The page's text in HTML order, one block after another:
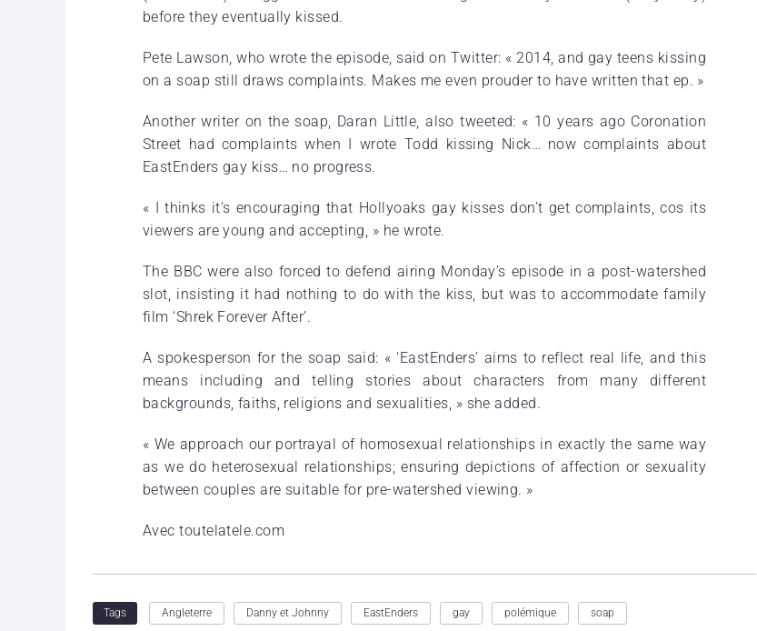
before they eventually kissed.
Pete Lawson, who wrote the episode, said on Twitter: « 2014, and gay teens kissing
on a soap still draws complaints. Makes me even prouder to have written that ep. »
Another writer on the soap, Daran Little, also tweeted: « 10 years ago Coronation
Street had complaints when I wrote Todd kissing Nick… now complaints about
EastEnders gay kiss… no progress.
« I thinks it’s encouraging that Hollyoaks gay kisses don’t get complaints, cos its
viewers are young and accepting, » he wrote.
The BBC were also forced to defend airing Monday’s episode in a post-watershed
slot, insisting it had nothing to do with the kiss, but was to accommodate family
film ‘Shrek Forever After’.
A spokesperson for the soap said: « ‘EastEnders’ aims to reflect real life, and this
means including and telling stories about characters from many different
backgrounds, faiths, religions and sexualities, » she added.
« We approach our portrayal of homosexual relationships in exactly the same way
as we do heterosexual relationships; ensuring depictions of affection or sexuality
between couples are suitable for pre-watershed viewing. »
Avec toutelatele.com
Tags Angleterre Danny et Johnny EastEnders gay polémique soap